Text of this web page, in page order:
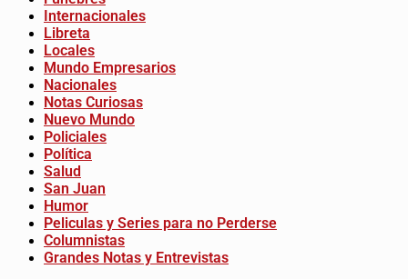
Internacionales
Libreta
Locales
Mundo Empresarios
Nacionales
Notas Curiosas
Nuevo Mundo
Policiales
Política
Salud
San Juan
Humor
Peliculas y Series para no Perderse
Columnistas
Grandes Notas y Entrevistas